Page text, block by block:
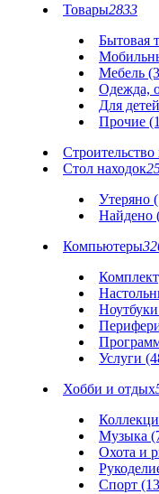
Товары2833
Бытовая
Мебель
Одежда,
Для
Прочие
Стол находок
Утеряно
Найдено
Компьютеры
Услуги
Хобби и отдых
Музыка
Охота и
Спорт